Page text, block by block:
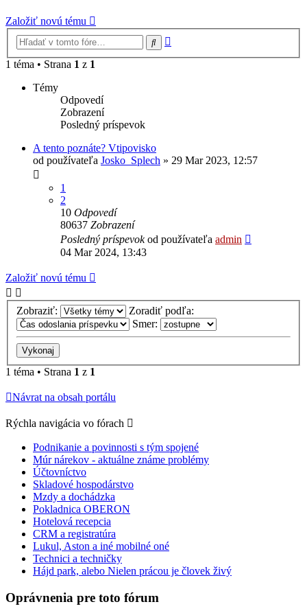
Založiť novú tému
Hľadať
1 téma • Strana 1 z 1
Témy
Odpovedí
Zobrazení
Posledný príspevok
A tento poznáte? Vtipovisko
od používateľa Josko_Splech » 29 Mar 2023, 12:57
1
2
10 Odpovedí
80637 Zobrazení
Posledný príspevokod používateľa admin
04 Mar 2024, 13:43
Založiť novú tému
Zobraziť:
Zoradiť podľa:
Smer:
1 téma • Strana 1 z 1
Návrat na obsah portálu
Rýchla navigácia vo fórach
Podnikanie a povinnosti s tým spojené
Múr nárekov - aktuálne známe problémy
Účtovníctvo
Skladové hospodárstvo
Mzdy a dochádzka
Pokladnica OBERON
Hotelová recepcia
CRM a registratúra
Lukul, Aston a iné mobilné oné
Technici a techničky
Hájd park, alebo Nielen prácou je človek živý
Oprávnenia pre toto fórum